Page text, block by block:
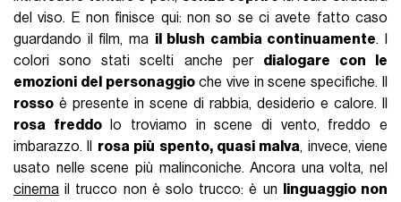
del viso. E non finisce qui: non so se ci avete fatto caso
guardando il film, ma il blush cambia continuamente. I
colori sono stati scelti anche per dialogare con le
emozioni del personaggioche vive in scene specifiche. Il
rosso è presente in scene di rabbia, desiderio e calore. Il
rosa freddolo troviamo in scene di vento, freddo e
imbarazzo. Il rosa più spento, quasi malva, invece, viene
usato nelle scene più malinconiche. Ancora una volta, nel
cinema il trucco non è solo trucco: è un
linguaggio non